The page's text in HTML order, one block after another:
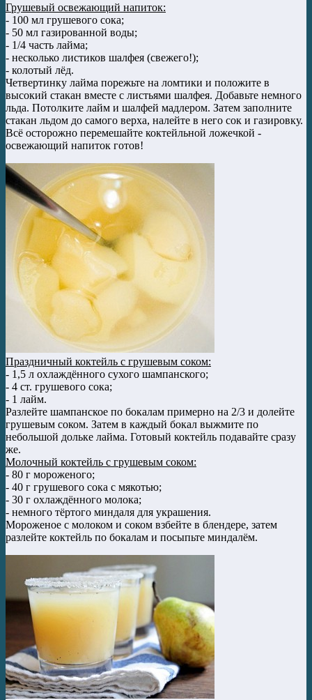
Грушевый освежающий напиток:
- 100 мл грушевого сока;
- 50 мл газированной воды;
- 1/4 часть лайма;
- несколько листиков шалфея (свежего!);
- колотый лёд.
Четвертинку лайма порежьте на ломтики и положите в
высокий стакан вместе с листьями шалфея. Добавьте немного
льда. Потолките лайм и шалфей мадлером. Затем заполните
стакан льдом до самого верха, налейте в него сок и газировку.
Всё осторожно перемешайте коктейльной ложечкой -
освежающий напиток готов!
Праздничный коктейль с грушевым соком:
- 1,5 л охлаждённого сухого шампанского;
- 4 ст. грушевого сока;
- 1 лайм.
Разлейте шампанское по бокалам примерно на 2/3 и долейте
грушевым соком. Затем в каждый бокал выжмите по
небольшой дольке лайма. Готовый коктейль подавайте сразу
же.
Молочный коктейль с грушевым соком:
- 80 г мороженого;
- 40 г грушевого сока с мякотью;
- 30 г охлаждённого молока;
- немного тёртого миндаля для украшения.
Мороженое с молоком и соком взбейте в блендере, затем
разлейте коктейль по бокалам и посыпьте миндалём.